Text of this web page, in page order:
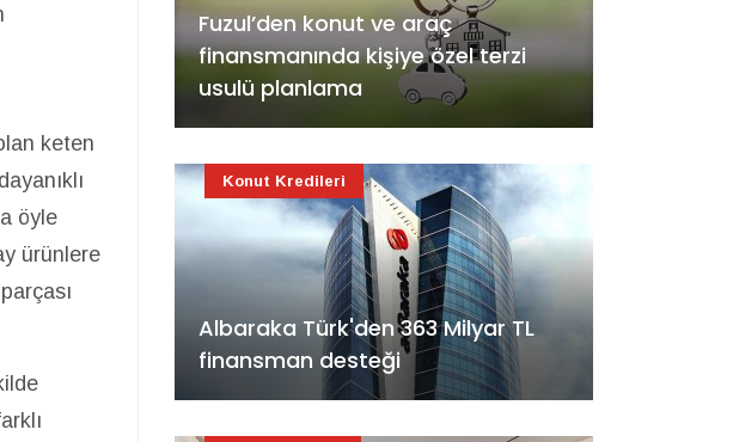
keten
öyle
ürünlere
Fuzul’den konut ve araç
finansmanında kişiye özel terzi
usulü planlama
Albaraka Türk'den 363 Milyar TL
finansman desteği
Konut Kredileri